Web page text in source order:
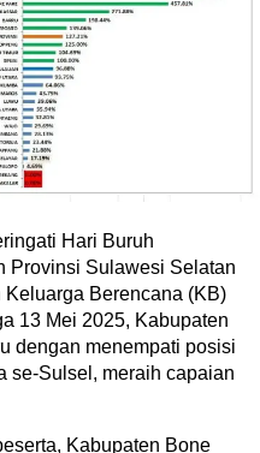
Hari Buruh
Provinsi Sulawesi Selatan
Berencana (KB)
13 Mei 2025, Kabupaten
dengan menempati posisi
se-Sulsel, meraih capaian
Kabupaten Bone